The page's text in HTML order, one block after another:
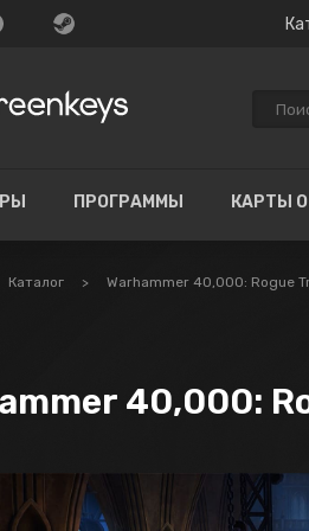
ПРОГРАММЫ КАРТЫ
Каталог > Warhammer 40,000: Rogue
40,000: